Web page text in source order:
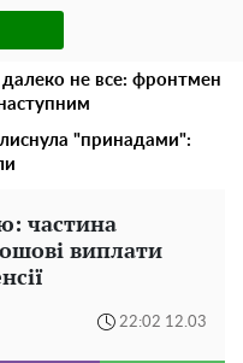
та комунальні платежі
у відключення
не все: фронтмен
"принадами":
частина
виплати
22:02 12.03